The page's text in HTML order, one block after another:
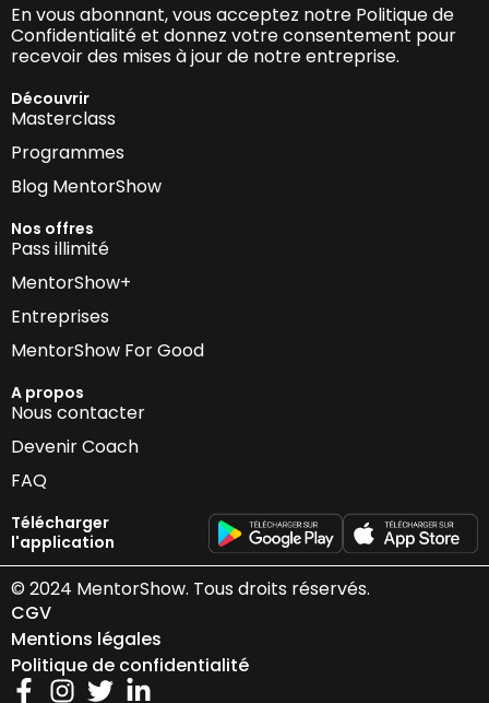
En vous abonnant, vous acceptez notre Politique de
Confidentialité et donnez votre consentement pour
recevoir des mises à jour de notre entreprise.
Découvrir
Masterclass
Programmes
Blog MentorShow
Nos offres
Pass illimité
MentorShow+
Entreprises
MentorShow For Good
A propos
Nous contacter
Devenir Coach
FAQ
Télécharger
l'application
© 2024 MentorShow. Tous droits réservés.
CGV
Mentions légales
Politique de confidentialité